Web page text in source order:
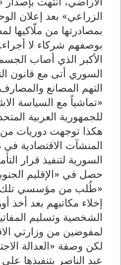
بمصادرتها من ملّاكيها
بوصفهم شركاء لا
الأكبر الذي أصاب
التهم المصانع
«تماشياً مع السياسة
للجمهورية العربية
هكذا توجهت دوريات
المنشآت الاقتصادية
السورية لتنفيذ قرار
حصل في «الإقليم
«طُلب من مؤسسي تلك
إخلاء مكاتبهم بعد أخذ
الشخصية وتسليم
لمفوضين من وزارتي
لكن وصفة «العدالة
عبد الناصر بتنفيذها